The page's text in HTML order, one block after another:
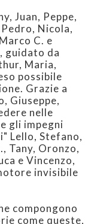
Juan, Peppe,
Nicola,
C. e
guidato da
Maria,
possibile
Grazie a
Giuseppe,
nelle
gli impegni
Lello, Stefano,
Tany, Oronzo,
e Vincenzo,
invisibile
compongono
come queste,